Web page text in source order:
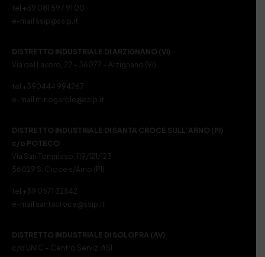
tel +39 081 597 91 00
e-mail ssip@ssip.it
DISTRETTO INDUSTRIALE DI ARZIGNANO (VI)
Via del Lavoro, 22 – 36077 – Arzignano (VI)
tel +390444 994267
e-mail m.nogarole@ssip.it
DISTRETTO INDUSTRIALE DI SANTA CROCE SULL’ARNO (PI)
c/o POTECO
Via San Tommaso, 119/121/123
56029 S. Croce s/Arno (PI)
tel +39 0571 32542
e-mail santacroce@ssip.it
DISTRETTO INDUSTRIALE DI SOLOFRA (AV)
c/o UNIC – Centro Servizi ASI